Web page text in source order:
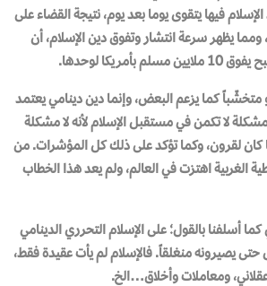
فيها يتقوى يوما بعد يوم، نتيجة القضاء على
ومما يظهر سرعة انتشار وتفوق دين الإسلام، أن
لوحدها.
متخشّباً كما يزعم البعض، وإنما دين دينامي يعتمد
لا تكمن في مستقبل الإسلام لأنه لا مشكلة
لقرون، وكما تؤكد على ذلك كل المؤشرات. من
الغربية اهتزت في العالم، ولم يعد هذا الخطاب
أسلفنا بالقول؛ علىالإسلام التحرري الدينامي
يصيرونه منغلقاً. فالإسلام لم يأت عقيدة فقط،
ومعاملات وأخلاق…الخ.